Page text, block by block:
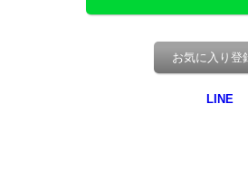
お気に入り登